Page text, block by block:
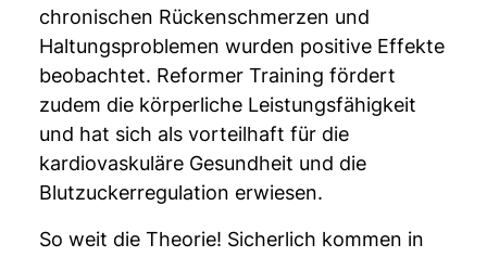
chronischen Rückenschmerzen und
Haltungsproblemen wurden positive Effekte
beobachtet. Reformer Training fördert
zudem die körperliche Leistungsfähigkeit
und hat sich als vorteilhaft für die
kardiovaskuläre Gesundheit und die
Blutzuckerregulation erwiesen.
So weit die Theorie! Sicherlich kommen in